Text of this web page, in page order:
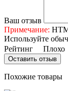
Ваш отзыв
Примечание:
Используйте
Рейтинг Плохо
Оставить отзыв
Похожие товары